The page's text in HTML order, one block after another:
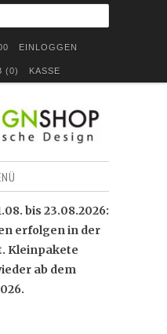
EINLOGGEN
(0) KASSE
bis 23.08.2026:
erfolgen in der
Kleinpakete
ab dem